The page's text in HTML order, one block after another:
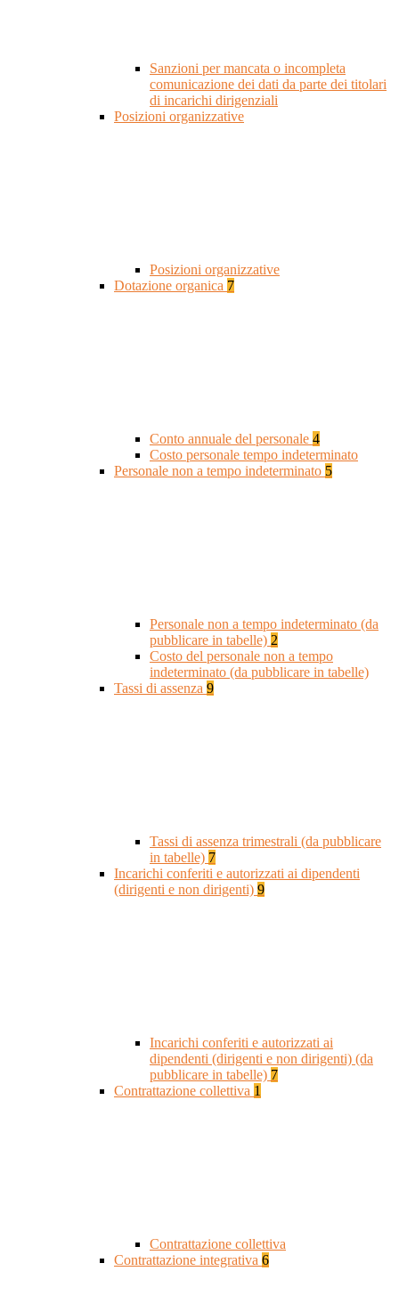
Sanzioni per mancata o incompleta
comunicazione dei dati da parte dei titolari
di incarichi dirigenziali
Posizioni organizzative
Posizioni organizzative
Dotazione organica 7
Conto annuale del personale 4
Costo personale tempo indeterminato
Personale non a tempo indeterminato 5
Personale non a tempo indeterminato (da
pubblicare in tabelle) 2
Costo del personale non a tempo
indeterminato (da pubblicare in tabelle)
Tassi di assenza 9
Tassi di assenza trimestrali (da pubblicare
in tabelle) 7
Incarichi conferiti e autorizzati ai dipendenti
(dirigenti e non dirigenti) 9
Incarichi conferiti e autorizzati ai
dipendenti (dirigenti e non dirigenti) (da
pubblicare in tabelle) 7
Contrattazione collettiva 1
Contrattazione collettiva
Contrattazione integrativa 6